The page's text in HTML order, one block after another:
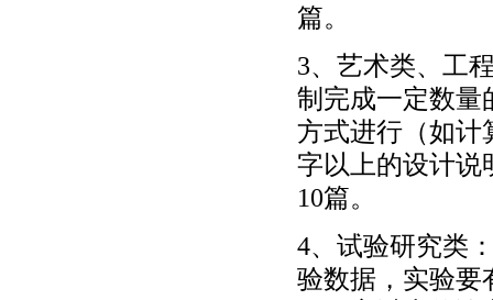
篇。
3、艺术类、工
制完成一定数量
方式进行（如计
字以上的设计说
10篇。
4、试验研究类
验数据，实验要